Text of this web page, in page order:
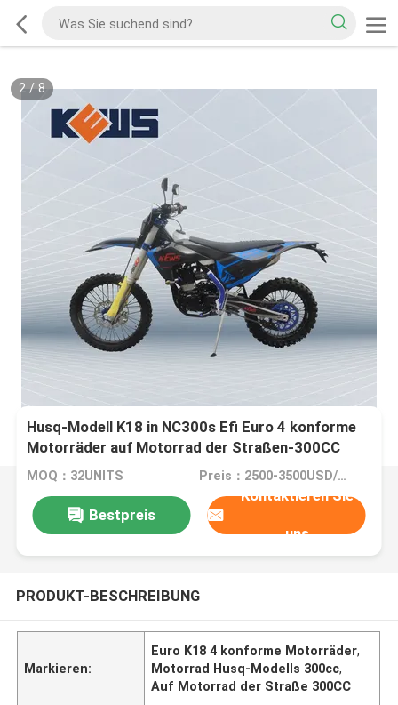
2/8
Husq-Modell K18 in NC300s Efi Euro 4 konforme
Motorräder auf Motorrad der Straßen-300CC
MOQ：32UNITS Preis：2500-3500USD/PIECE
Bestpreis
Kontaktieren Sie
uns
PRODUKT-BESCHREIBUNG
Markieren:
Euro K18 4 konforme Motorräder,
Motorrad Husq-Modells 300cc,
Auf Motorrad der Straße 300CC